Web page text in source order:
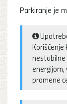
Parkiranje je
Korišćenje
nestabilne
promene